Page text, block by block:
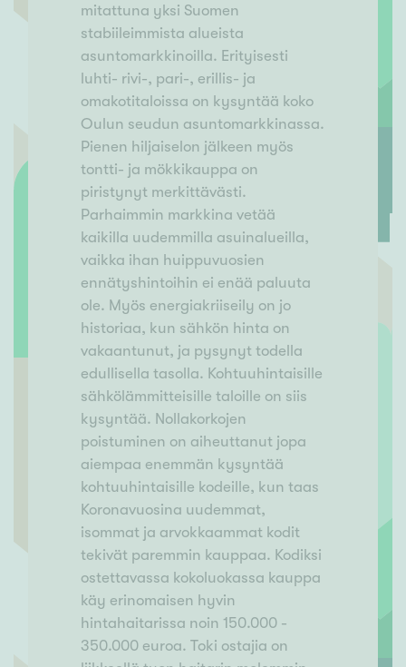
mitattuna yksi Suomen
stabiileimmista alueista
asuntomarkkinoilla. Erityisesti
luhti- rivi-, pari-, erillis- ja
omakotitaloissa on kysyntää koko
Oulun seudun asuntomarkkinassa.
Pienen hiljaiselon jälkeen myös
tontti- ja mökkikauppa on
piristynyt merkittävästi.
Parhaimmin markkina vetää
kaikilla uudemmilla asuinalueilla,
vaikka ihan huippuvuosien
ennätyshintoihin ei enää paluuta
ole. Myös energiakriiseily on jo
historiaa, kun sähkön hinta on
vakaantunut, ja pysynyt todella
edullisella tasolla. Kohtuuhintaisille
sähkölämmitteisille taloille on siis
kysyntää. Nollakorkojen
poistuminen on aiheuttanut jopa
aiempaa enemmän kysyntää
kohtuuhintaisille kodeille, kun taas
Koronavuosina uudemmat,
isommat ja arvokkaammat kodit
tekivät paremmin kauppaa. Kodiksi
ostettavassa kokoluokassa kauppa
käy erinomaisen hyvin
hintahaitarissa noin 150.000 -
350.000 euroa. Toki ostajia on